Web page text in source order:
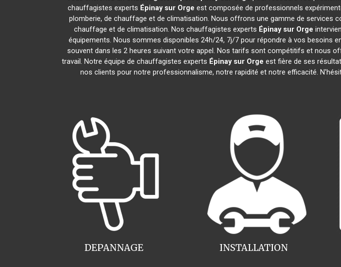
chauffagistes experts Épinay sur Orge est composée de professionnels
plomberie, de chauffage et de climatisation. Nous offrons une gamme de services
chauffage et de climatisation. Nos chauffagistes experts Épinay sur Orge
équipements. Nous sommes disponibles 24h/24, 7j/7 pour répondre à vos besoins
souvent dans les 2 heures suivant votre appel. Nos tarifs sont compétitifs et nous
travail. Notre équipe de chauffagistes experts Épinay sur Orge est fière de ses
nos clients pour notre professionnalisme, notre rapidité et notre efficacité.
INSTALLATION
DEPANNAGE